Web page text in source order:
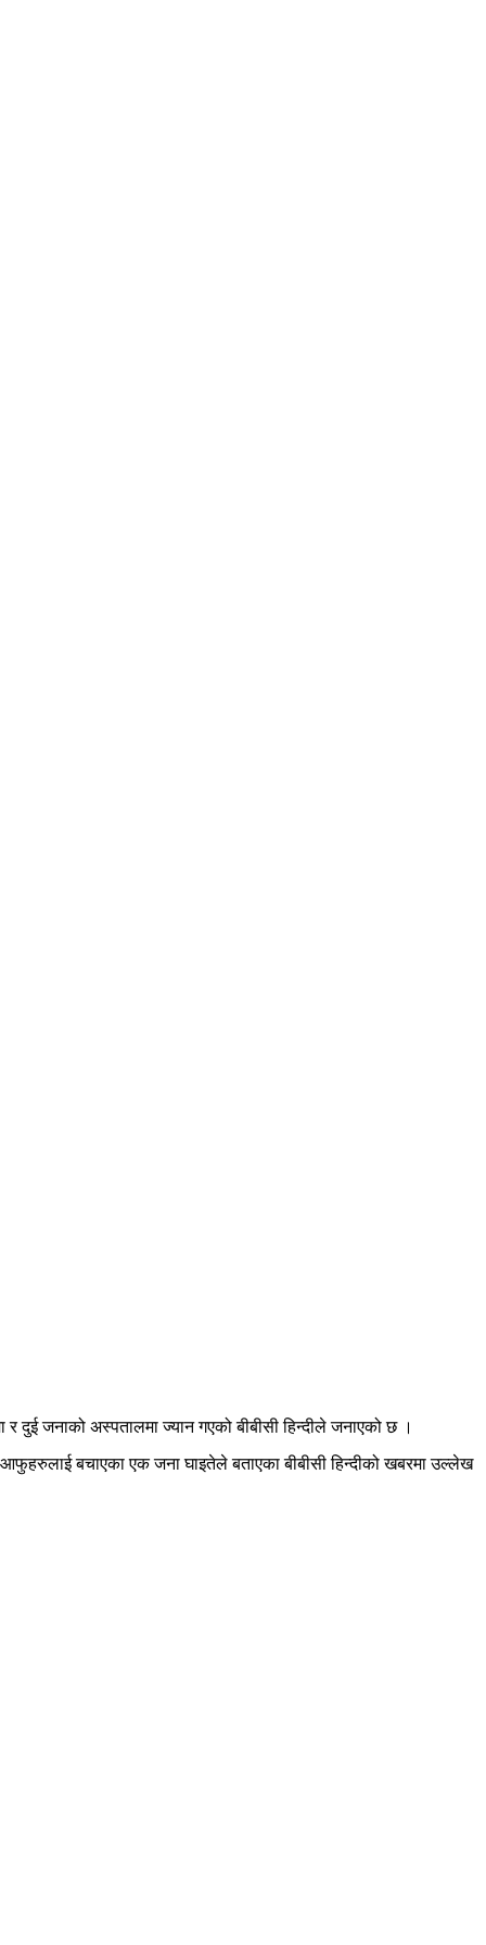
जनाको अस्पतालमा ज्यान गएको बीबीसी हिन्दीले जनाएको छ ।
बचाएका एक जना घाइतेले बताएका बीबीसी हिन्दीको खबरमा उल्लेख